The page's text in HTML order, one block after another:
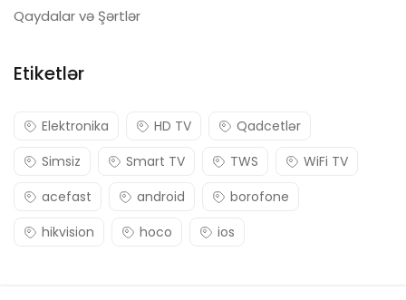
Qaydalar və Şərtlər
Etiketlər
Elektronika HD TV
Qadcetlər
Simsiz
Smart TV TWS
WiFi TV
acefast
android
borofone
hikvision
hoco ios